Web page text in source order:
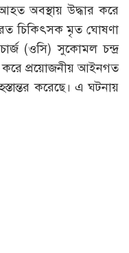
অবস্থায় উদ্ধার করে
চিকিৎসক মৃত ঘোষণা
(ওসি) সুকোমল চন্দ্র
করে প্রয়োজনীয় আইনগত
করেছে। এ ঘটনায়